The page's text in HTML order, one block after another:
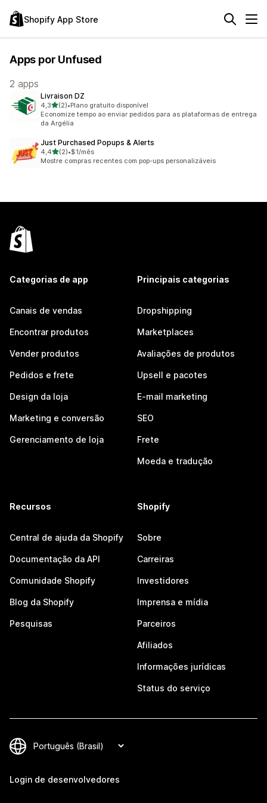
Shopify App Store
Apps por Unfused
2 apps
Livraison DZ
4,3de 5 estrelas
(2)
2 avaliações ao todo
•Plano gratuito disponível
Economize tempo ao enviar pedidos para as plataformas de entrega
da Argélia
Just Purchased Popups & Alerts
4,4de 5 estrelas
(2)
2 avaliações ao todo
•$1/mês
Mostre compras recentes com pop-ups personalizáveis
Categorias de app
Canais de vendas
Encontrar produtos
Vender produtos
Pedidos e frete
Design da loja
Marketing e conversão
Gerenciamento de loja
Principais categorias
Dropshipping
Marketplaces
Avaliações de produtos
Upsell e pacotes
E-mail marketing
SEO
Frete
Moeda e tradução
Recursos
Central de ajuda da Shopify
Documentação da API
Comunidade Shopify
Blog da Shopify
Pesquisas
Shopify
Sobre
Carreiras
Investidores
Imprensa e mídia
Parceiros
Afiliados
Informações jurídicas
Status do serviço
Login de desenvolvedores